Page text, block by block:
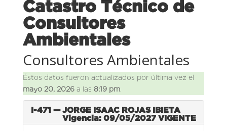
Catastro Técnico de
Consultores
Ambientales
Consultores Ambientales
Éstos datos fueron actualizados por última vez el
mayo 20, 2026a las 8:19 pm.
I-471 — JORGE ISAAC ROJAS IBIETA
Vigencia: 09/05/2027VIGENTE